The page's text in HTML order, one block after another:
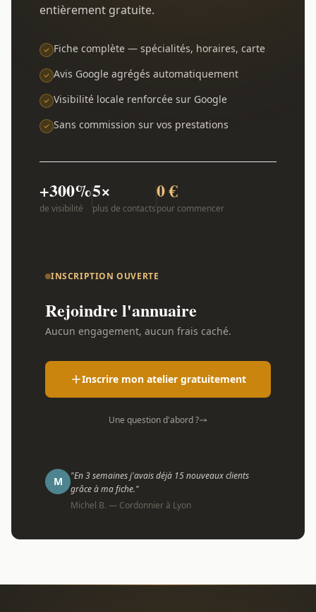
entièrement gratuite.
Fiche complète — spécialités, horaires, carte
Avis Google agrégés automatiquement
Visibilité locale renforcée sur Google
Sans commission sur vos prestations
+300%
de visibilité
5×
plus de contacts
0 €
pour commencer
INSCRIPTION OUVERTE
Rejoindre l'annuaire
Aucun engagement, aucun frais caché.
Inscrire mon atelier gratuitement
Une question d'abord ?
M
"En 3 semaines j'avais déjà 15 nouveaux clients
grâce à ma fiche."
Michel B. — Cordonnier à Lyon